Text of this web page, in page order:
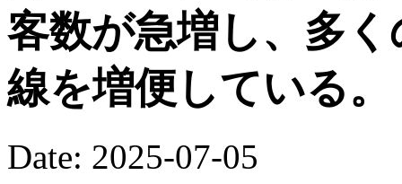
客数が急増し、多
線を増便している。
Date: 2025-07-05